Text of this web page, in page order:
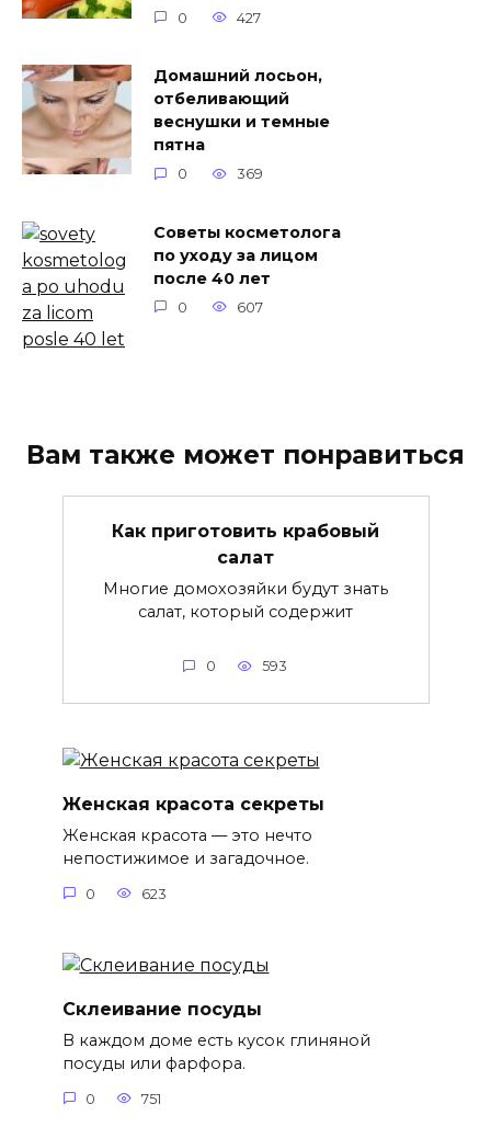
0 427
Домашний лосьон,
отбеливающий
веснушки и темные
пятна
0 369
Советы косметолога
по уходу за лицом
после 40 лет
0 607
Вам также может понравиться
Как приготовить крабовый
салат
Многие домохозяйки будут знать
салат, который содержит
0 593
Женская красота секреты
Женская красота — это нечто
непостижимое и загадочное.
0 623
Склеивание посуды
В каждом доме есть кусок глиняной
посуды или фарфора.
0 751